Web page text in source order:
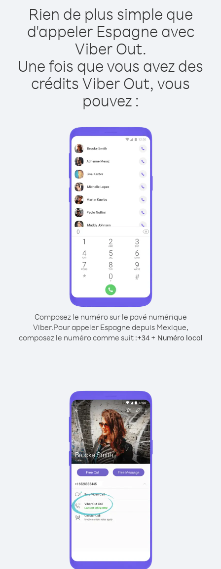
Rien de plus simple que
d'appeler Espagne avec
Viber Out.
Une fois que vous avez des
crédits Viber Out, vous
pouvez :
Composez le numéro sur le pavé numérique
Viber.Pour appeler Espagne depuis Mexique,
composez le numéro comme suit :+34+ Numéro local